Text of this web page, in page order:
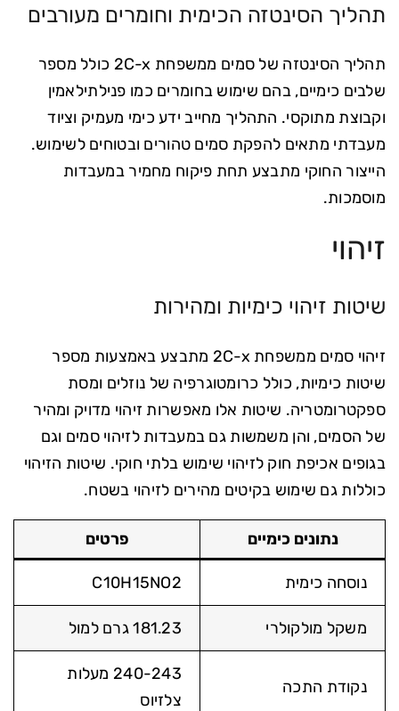
תהליך הסינטזה הכימית וחומרים מעורבים
תהליך הסינטזה של סמים ממשפחת 2C-x כולל מספר
שלבים כימיים, בהם שימוש בחומרים כמו פנילתילאמין
וקבוצת מתוקסי. התהליך מחייב ידע כימי מעמיק וציוד
מעבדתי מתאים להפקת סמים טהורים ובטוחים לשימוש.
הייצור החוקי מתבצע תחת פיקוח מחמיר במעבדות
מוסמכות.
זיהוי
שיטות זיהוי כימיות ומהירות
זיהוי סמים ממשפחת 2C-x מתבצע באמצעות מספר
שיטות כימיות, כולל כרומטוגרפיה של נוזלים ומסת
ספקטרומטריה. שיטות אלו מאפשרות זיהוי מדויק ומהיר
של הסמים, והן משמשות גם במעבדות לזיהוי סמים וגם
בגופים אכיפת חוק לזיהוי שימוש בלתי חוקי. שיטות הזיהוי
כוללות גם שימוש בקיטים מהירים לזיהוי בשטח.
נתונים כימיים פרטים
נוסחה כימית C10H15NO2
משקל מולקולרי 181.23 גרם למול
נקודת התכה
240-243 מעלות
צלזיוס